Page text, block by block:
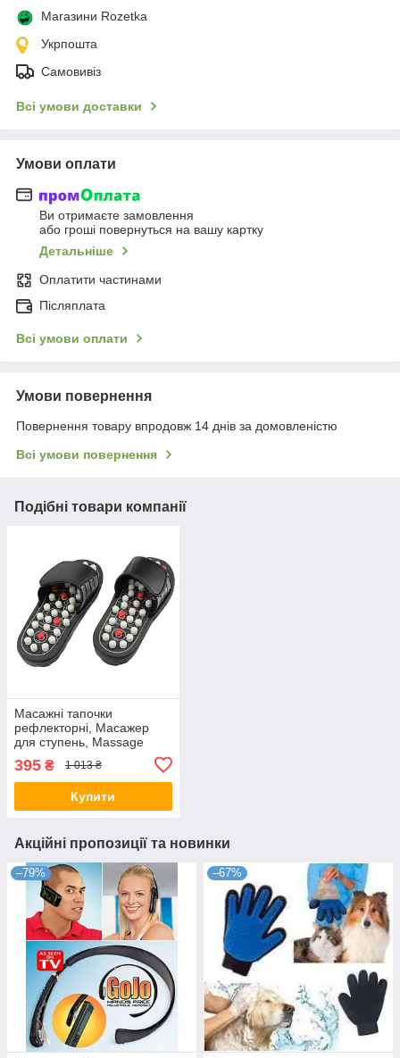
Магазини Rozetka
Укрпошта
Самовивіз
Всі умови доставки
Умови оплати
Ви отримаєте замовлення
або гроші повернуться на вашу картку
Детальніше
Оплатити частинами
Післяплата
Всі умови оплати
Умови повернення
Повернення товару впродовж 14 днів за домовленістю
Всі умови повернення
Подібні товари компанії
Масажні тапочки
рефлекторні, Масажер
для ступень, Massage
395 ₴ 1 013 ₴
Купити
Акційні пропозиції та новинки
–79% –67%